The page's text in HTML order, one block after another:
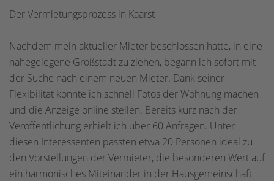
Der Vermietungsprozess in Kaarst
Nachdem mein aktueller Mieter beschlossen hatte, in eine
nahegelegene Großstadt zu ziehen, begann ich sofort mit
der Suche nach einem neuen Mieter. Dank seiner
Flexibilität konnte ich schnell Fotos der Wohnung machen
und die Anzeige online stellen. Bereits kurz nach der
Veröffentlichung erhielt ich über 60 Anfragen. Unter
diesen Interessenten passten etwa 20 Personen ideal zu
den Vorstellungen der Vermieter, die besonderen Wert auf
ein harmonisches Miteinander in der Hausgemeinschaft